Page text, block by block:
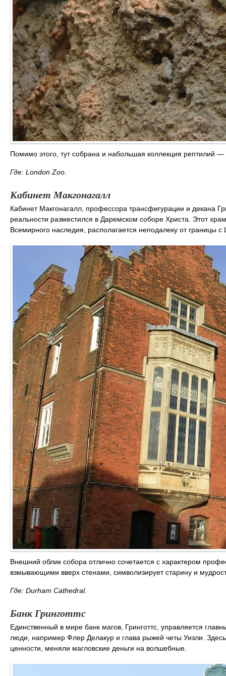
Помимо этого, тут собрана и набольшая коллекция рептилий
Где: London Zoo.
Кабинет Макгонагалл
Кабинет Макгонагалл, профессора трансфигурации и декана
реальности разместился в Даремском соборе Христа. Этот
Всемирного наследия, располагается неподалеку от границы
Внешний облик собора отлично сочетается с характером
взмывающими вверх стенами, символизирует старину и
Где: Durham Cathedral.
Банк Гринготтс
Единственный в мире банк магов, Гринготтс, управляется
люди, например Флер Делакур и глава рыжей четы Уизли.
ценности, меняли магловские деньги на волшебные.